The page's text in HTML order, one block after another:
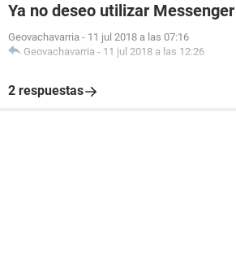
Ya no deseo utilizar Messenger
Geovachavarria - 11 jul 2018 a las 07:16
Geovachavarria - 11 jul 2018 a las 12:26
2 respuestas